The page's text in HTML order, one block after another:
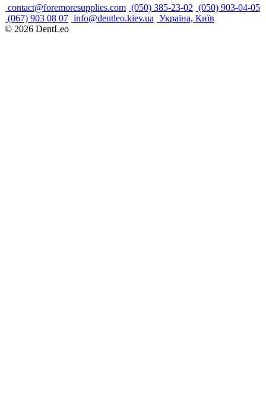
contact@foremoresupplies.com (050) 385-23-02 (050) 903-04-05
(067) 903 08 07 info@dentleo.kiev.ua Україна, Київ
© 2026 DentLeo